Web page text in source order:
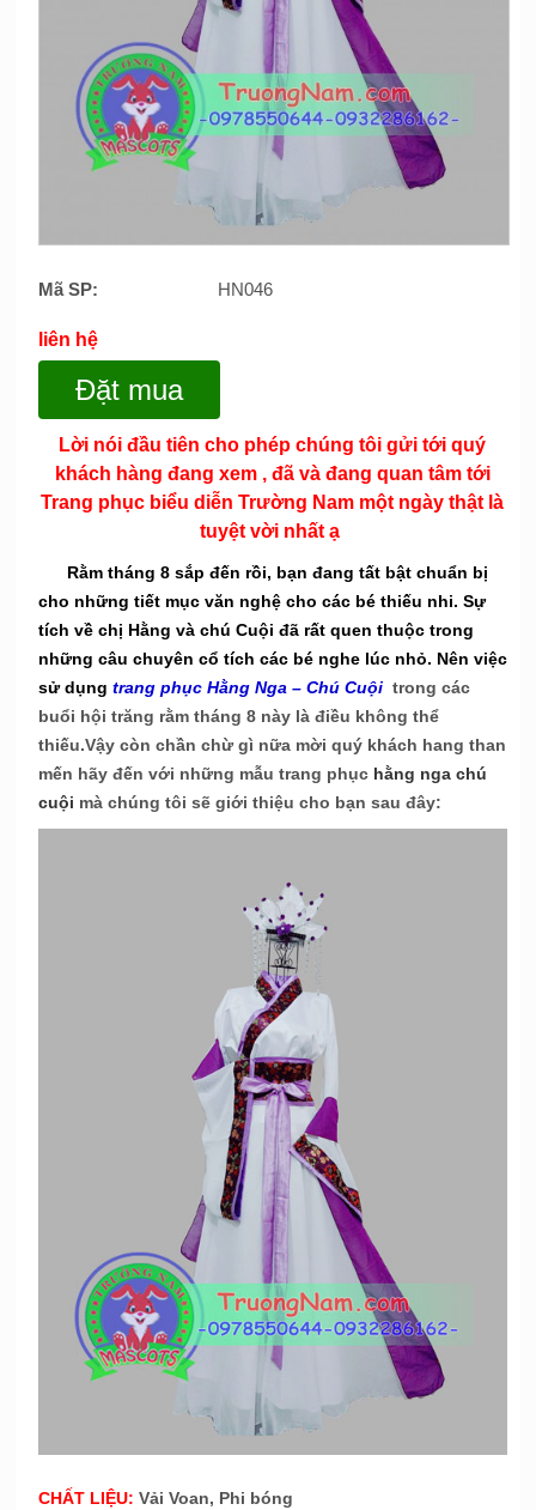
Mã SP: HN046
liên hệ
Đặt mua
Lời nói đầu tiên cho phép chúng tôi gửi tới quý
khách hàng đang xem , đã và đang quan tâm tới
Trang phục biểu diễn Trường Nam một ngày thật là
tuyệt vời nhất ạ
Rằm tháng 8 sắp đến rồi, bạn đang tất bật chuẩn bị
cho những tiết mục văn nghệ cho các bé thiếu nhi. Sự
tích về chị Hằng và chú Cuội đã rất quen thuộc trong
những câu chuyên cổ tích các bé nghe lúc nhỏ. Nên việc
sử dụng trang phục Hằng Nga – Chú Cuội trong các
buổi hội trăng rằm tháng 8 này là điều không thể
thiếu.Vậy còn chần chừ gì nữa mời quý khách hang than
mến hãy đến với những mẫu trang phụchằng nga chú
cuội mà chúng tôi sẽ giới thiệu cho bạn sau đây:
CHẤT LIỆU: Vải Voan, Phi bóng